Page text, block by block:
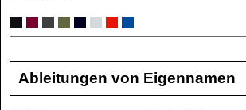
Ableitungen von Eigennamen